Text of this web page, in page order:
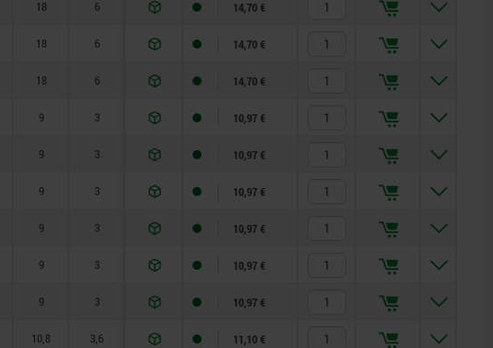
18 6 12 60
14,70 €
18 6 12 60
14,70 €
18 6 12 60
14,70 €
9 3 6 14
10,97 €
9 3 6 14
10,97 €
9 3 6 14
10,97 €
9 3 6 14
10,97 €
9 3 6 14
10,97 €
9 3 6 14
10,97 €
10,8 3,6 8 15
11,10 €